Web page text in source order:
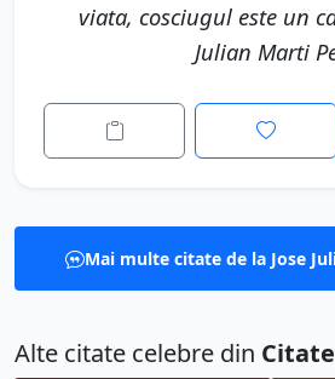
viata, cosciugul este un
Julian Marti
Mai multe citate de la Jose
Alte citate celebre din